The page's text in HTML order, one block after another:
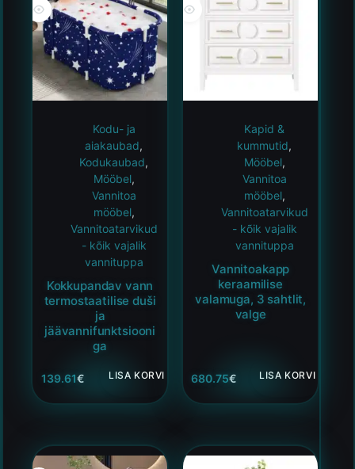
Kodu- ja
aiakaubad,
Kodukaubad,
Mööbel,
Vannitoa
mööbel,
Vannitoatarvikud
- kõik vajalik
vannituppa
Kokkupandav vann
termostaatilise duši
ja
jäävannifunktsiooni
ga
139.61€ LISA KORVI
Kapid &
kummutid,
Mööbel,
Vannitoa
mööbel,
Vannitoatarvikud
- kõik vajalik
vannituppa
Vannitoakapp
keraamilise
valamuga, 3 sahtlit,
valge
680.75€ LISA KORVI